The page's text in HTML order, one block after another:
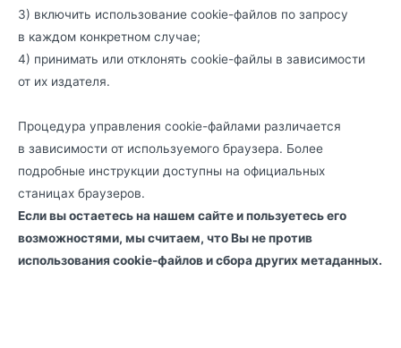
3) включить использование cookie-файлов по запросу
в каждом конкретном случае;
4) принимать или отклонять cookie-файлы в зависимости
от их издателя.
Процедура управления cookie-файлами различается
в зависимости от используемого браузера. Более
подробные инструкции доступны на официальных
станицах браузеров.
Если вы остаетесь на нашем сайте и пользуетесь его
возможностями, мы считаем, что Вы не против
использования cookie-файлов и сбора других метаданных.